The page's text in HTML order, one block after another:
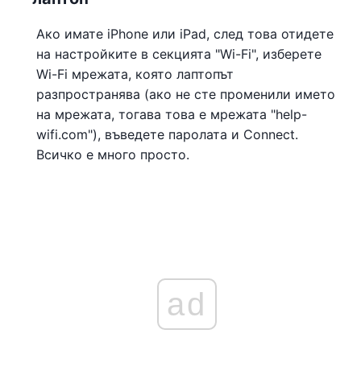
Ако имате iPhone или iPad, след това отидете
на настройките в секцията "Wi-Fi", изберете
Wi-Fi мрежата, която лаптопът
разпространява (ако не сте променили името
на мрежата, тогава това е мрежата "help-
wifi.com"), въведете паролата и Connect.
Всичко е много просто.
ad